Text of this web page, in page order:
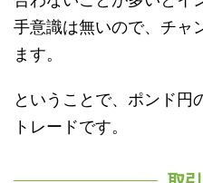
手意識は無いので、チャ
ます。
ということで、ポンド円
トレードです。